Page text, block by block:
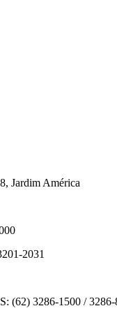
Jardim América
2031
(62) 3286-1500 / 3286-